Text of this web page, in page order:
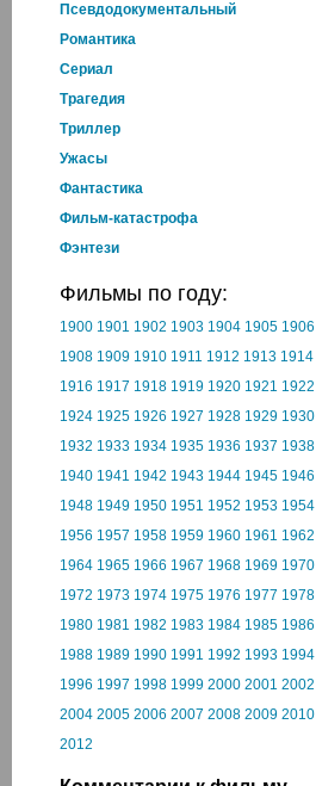
Псевдодокументальный
Романтика
Cериал
Трагедия
Триллер
Ужасы
Фантастика
Фильм-катастрофа
Фэнтези
Фильмы по году:
1900 1901 1902 1903 1904 1905 1906
1908 1909 1910 1911 1912 1913 1914
1916 1917 1918 1919 1920 1921 1922
1924 1925 1926 1927 1928 1929 1930
1932 1933 1934 1935 1936 1937 1938
1940 1941 1942 1943 1944 1945 1946
1948 1949 1950 1951 1952 1953 1954
1956 1957 1958 1959 1960 1961 1962
1964 1965 1966 1967 1968 1969 1970
1972 1973 1974 1975 1976 1977 1978
1980 1981 1982 1983 1984 1985 1986
1988 1989 1990 1991 1992 1993 1994
1996 1997 1998 1999 2000 2001 2002
2004 2005 2006 2007 2008 2009 2010
2012